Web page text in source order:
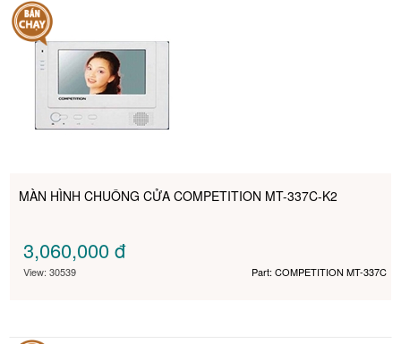
MÀN HÌNH CHUÔNG CỬA COMPETITION MT-337C-K2
3,060,000đ
View: 30539 Part: COMPETITION MT-337C